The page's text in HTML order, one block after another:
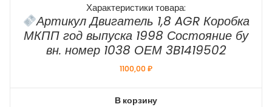
Характеристики товара:
Артикул Двигатель 1,8 AGR Коробка
МКПП год выпуска 1998 Состояние бу
вн. номер 1038 ОЕМ 3B1419502
1100,00₽
В корзину